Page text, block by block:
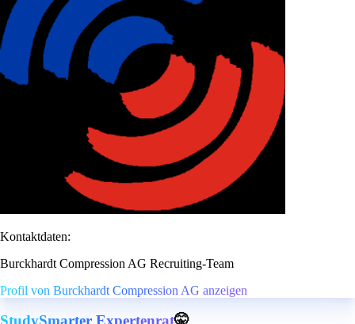
Kontaktdaten:
Burckhardt Compression AG Recruiting-Team
Profil von Burckhardt Compression AG anzeigen